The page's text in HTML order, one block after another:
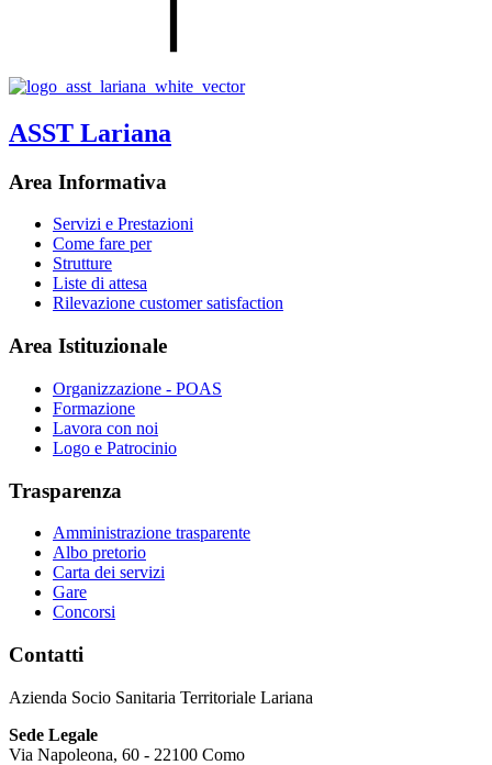
ASST Lariana
Area Informativa
Servizi e Prestazioni
Come fare per
Strutture
Liste di attesa
Rilevazione customer satisfaction
Area Istituzionale
Organizzazione - POAS
Formazione
Lavora con noi
Logo e Patrocinio
Trasparenza
Amministrazione trasparente
Albo pretorio
Carta dei servizi
Gare
Concorsi
Contatti
Azienda Socio Sanitaria Territoriale Lariana
Sede Legale
Via Napoleona, 60 - 22100 Como